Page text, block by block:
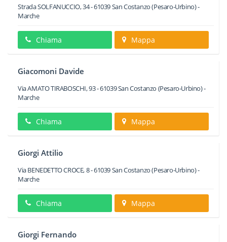
Strada SOLFANUCCIO, 34-61039San Costanzo(Pesaro-Urbino) -
Marche
Chiama Mappa
Giacomoni Davide
Via AMATO TIRABOSCHI, 93-61039San Costanzo (Pesaro-Urbino) -
Marche
Chiama Mappa
Giorgi Attilio
Via BENEDETTO CROCE, 8-61039San Costanzo(Pesaro-Urbino) -
Marche
Chiama Mappa
Giorgi Fernando